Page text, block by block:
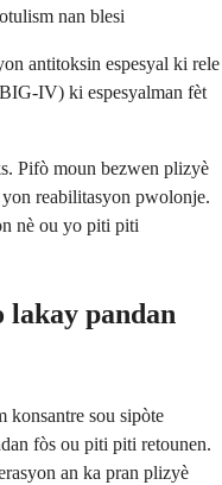
nan blesi
antitoksin espesyal ki rele
IV) ki espesyalman fèt
Pifò moun bezwen plizyè
reabilitasyon pwolonje.
nè ou yo piti piti
lakay pandan
konsantre sou sipòte
fòs ou piti piti retounen.
an ka pran plizyè